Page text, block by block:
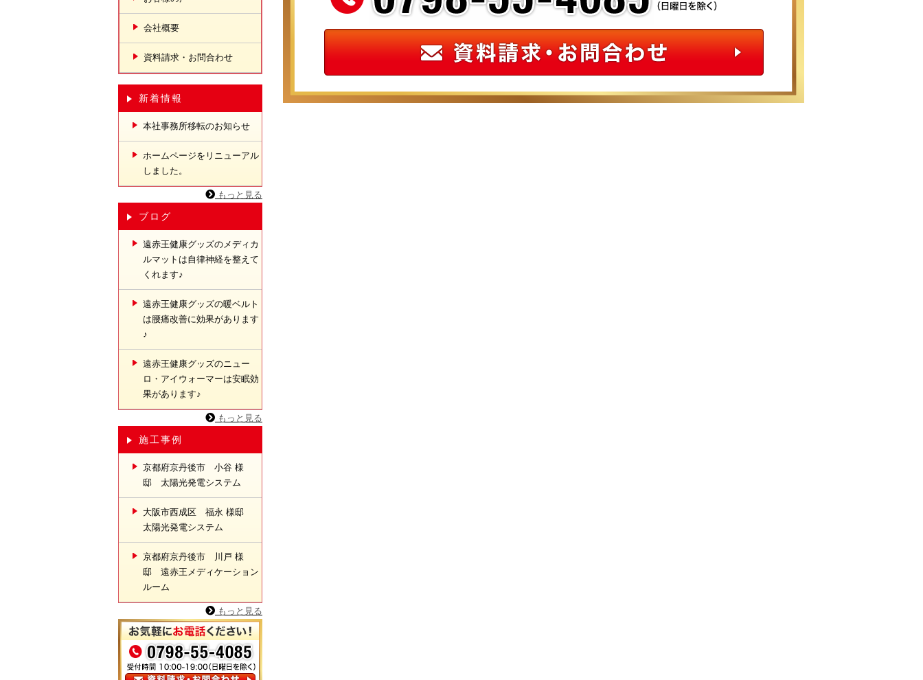
会社概要
資料請求・お問合わせ
新着情報
本社事務所移転のお知らせ
ホームページをリニューアル
しました。
もっと見る
ブログ
遠赤王健康グッズのメディカ
ルマットは自律神経を整えて
くれます♪
遠赤王健康グッズの暖ベルト
は腰痛改善に効果があります
♪
遠赤王健康グッズのニュー
ロ・アイウォーマーは安眠効
果があります♪
もっと見る
施工事例
京都府京丹後市 小谷 様
邸 太陽光発電システム
大阪市西成区 福永 様邸
太陽光発電システム
京都府京丹後市 川戸 様
邸 遠赤王メディケーション
ルーム
もっと見る